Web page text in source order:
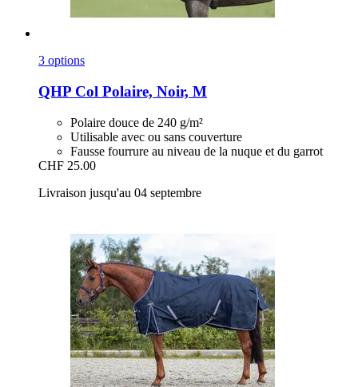
3 options
QHP Col Polaire, Noir, M
Polaire douce de 240 g/m²
Utilisable avec ou sans couverture
Fausse fourrure au niveau de la nuque et du garrot
CHF 25.00
Livraison jusqu'au 04 septembre